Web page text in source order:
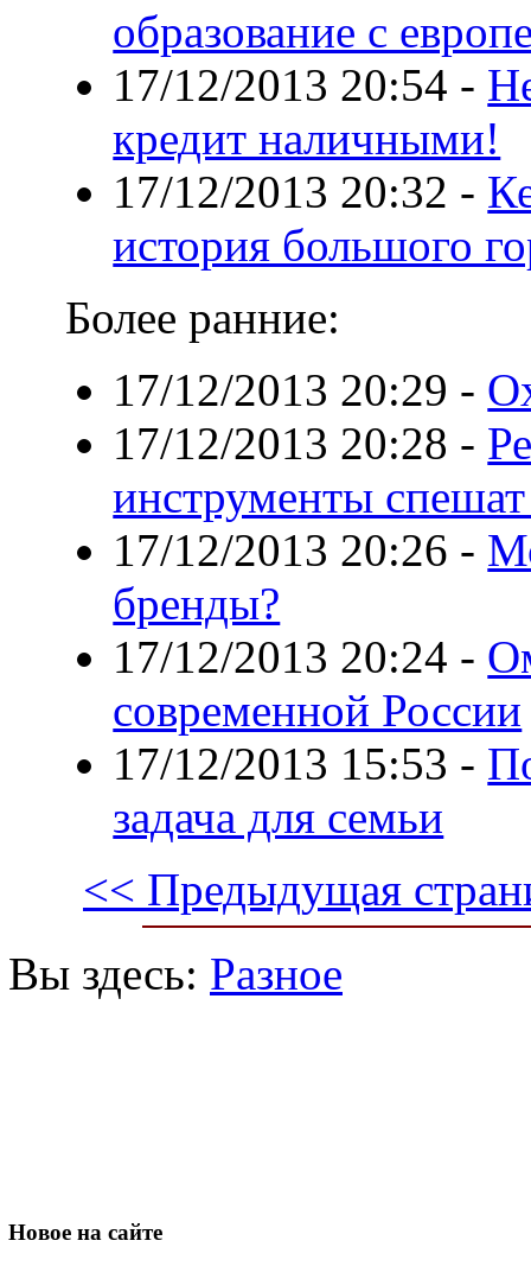
образование с
17/12/2013 20:54 -
кредит наличными!
17/12/2013 20:32 -
история большого
Более ранние:
17/12/2013 20:29 -
17/12/2013 20:28 -
инструменты
17/12/2013 20:26 -
бренды?
17/12/2013 20:24 -
современной России
17/12/2013 15:53 -
задача для семьи
<< Предыдущая
Вы здесь: Разное
Новое на сайте